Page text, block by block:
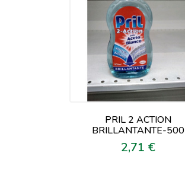
PRIL 2 ACTION
BRILLANTANTE-500
Prezzo
2,71 €